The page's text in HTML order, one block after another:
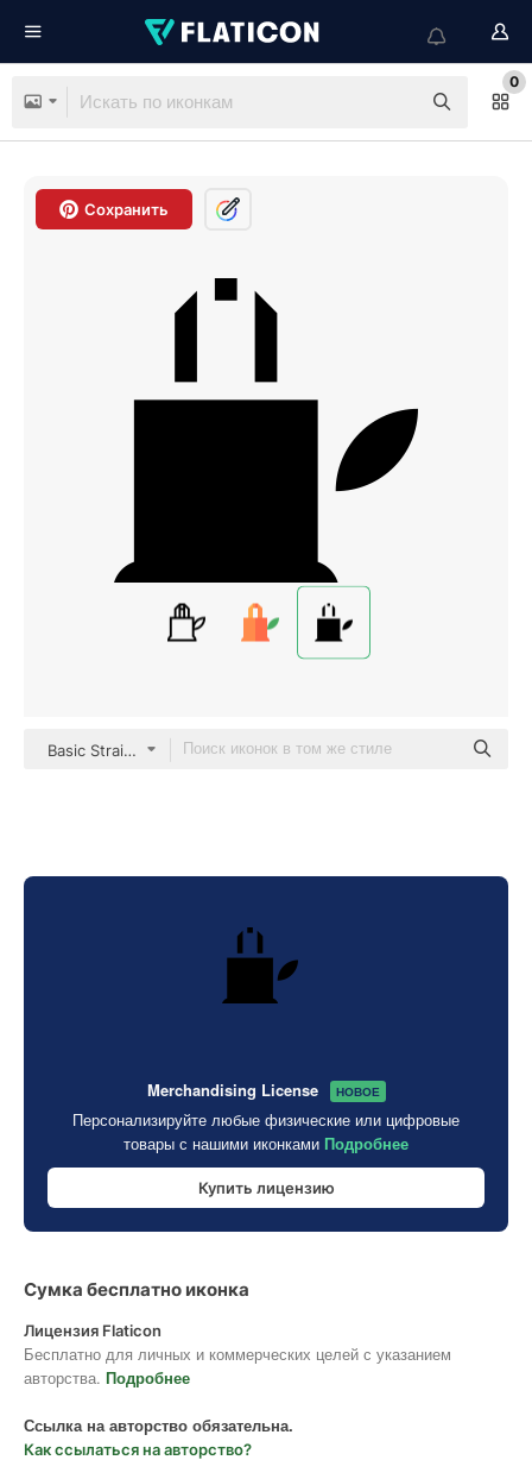
0
Сохранить
Basic Straight Filled
Merchandising License НОВОЕ
Персонализируйте любые физические или цифровые
товары с нашими иконками Подробнее
Купить лицензию
Сумка бесплатно иконка
Лицензия Flaticon
Бесплатно для личных и коммерческих целей с указанием
авторства. Подробнее
Ссылка на авторство обязательна.
Как ссылаться на авторство?